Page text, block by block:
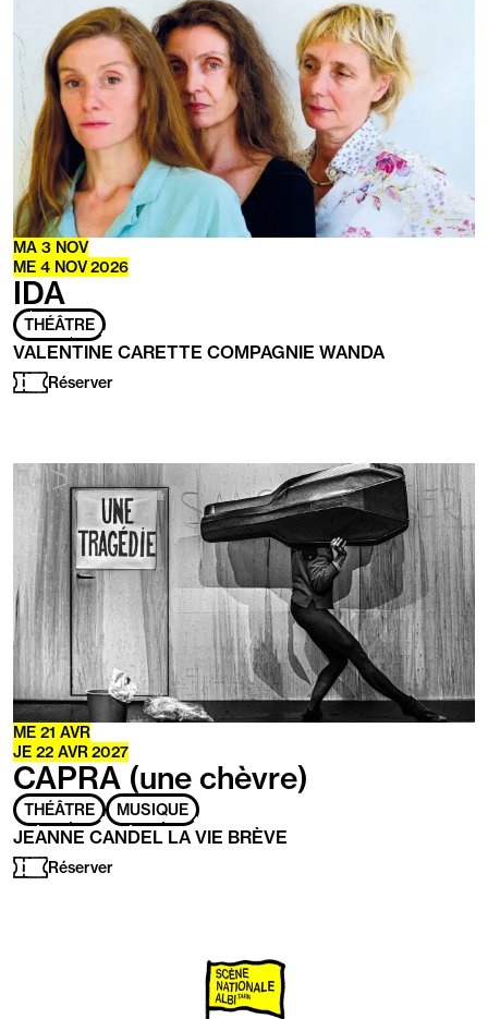
IDA
MA 3 NOV
ME 4 NOV2026
THÉÂTRE
VALENTINE CARETTE COMPAGNIE WANDA
Réserver
CAPRA (une chèvre)
ME 21 AVR
JE 22 AVR2027
THÉÂTRE MUSIQUE
JEANNE CANDEL LA VIE BRÈVE
En
savoir
plus
Réserver